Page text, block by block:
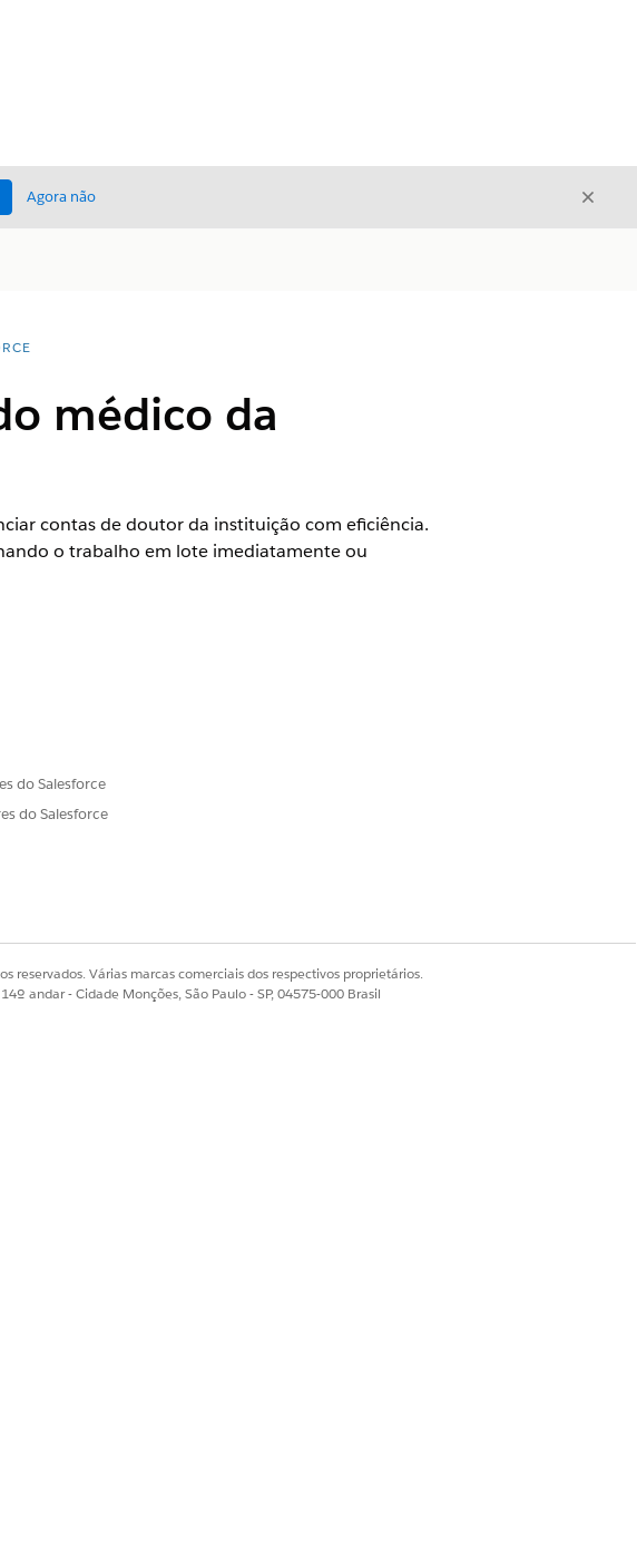
Agora não Fechar
médico da
contas de doutor da instituição com eficiência.
o trabalho em lote imediatamente ou
o complemento Life Sciences Cloud para Engajamento
de conta. Para obter mais
trabalhos em lote
do Salesforce
do Salesforce
reservados. Várias marcas comerciais dos respectivos proprietários.
andar - Cidade Monções, São Paulo - SP, 04575-000 Brasil